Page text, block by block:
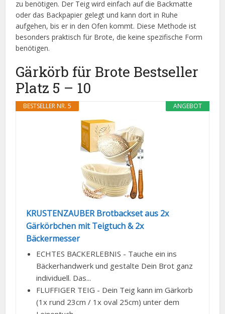
zu benötigen. Der Teig wird einfach auf die Backmatte
oder das Backpapier gelegt und kann dort in Ruhe
aufgehen, bis er in den Ofen kommt. Diese Methode ist
besonders praktisch für Brote, die keine spezifische Form
benötigen.
Gärkörb für Brote Bestseller
Platz 5 – 10
ANGEBOT
BESTSELLER NR. 5
KRUSTENZAUBER Brotbackset aus 2x
Gärkörbchen mit Teigtuch & 2x
Bäckermesser
ECHTES BACKERLEBNIS - Tauche ein ins
Bäckerhandwerk und gestalte Dein Brot ganz
individuell. Das...
FLUFFIGER TEIG - Dein Teig kann im Gärkorb
(1x rund 23cm / 1x oval 25cm) unter dem